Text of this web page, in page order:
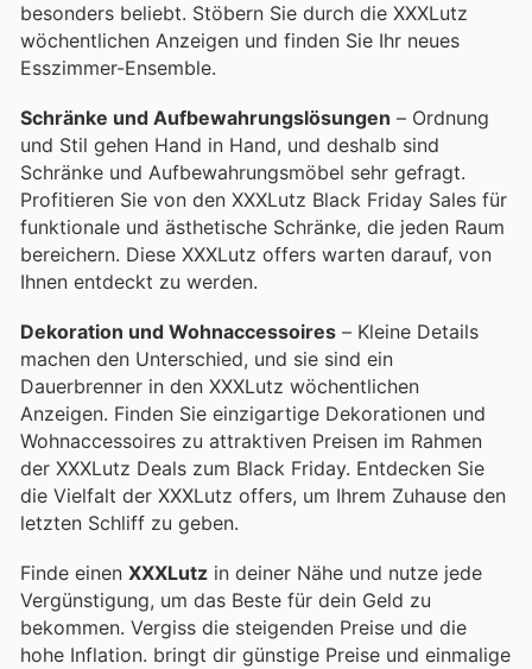
besonders beliebt. Stöbern Sie durch die XXXLutz
wöchentlichen Anzeigen und finden Sie Ihr neues
Esszimmer-Ensemble.
Schränke und Aufbewahrungslösungen – Ordnung
und Stil gehen Hand in Hand, und deshalb sind
Schränke und Aufbewahrungsmöbel sehr gefragt.
Profitieren Sie von den XXXLutz Black Friday Sales für
funktionale und ästhetische Schränke, die jeden Raum
bereichern. Diese XXXLutz offers warten darauf, von
Ihnen entdeckt zu werden.
Dekoration und Wohnaccessoires – Kleine Details
machen den Unterschied, und sie sind ein
Dauerbrenner in den XXXLutz wöchentlichen
Anzeigen. Finden Sie einzigartige Dekorationen und
Wohnaccessoires zu attraktiven Preisen im Rahmen
der XXXLutz Deals zum Black Friday. Entdecken Sie
die Vielfalt der XXXLutz offers, um Ihrem Zuhause den
letzten Schliff zu geben.
Finde einen XXXLutz in deiner Nähe und nutze jede
Vergünstigung, um das Beste für dein Geld zu
bekommen. Vergiss die steigenden Preise und die
hohe Inflation. bringt dir günstige Preise und einmalige